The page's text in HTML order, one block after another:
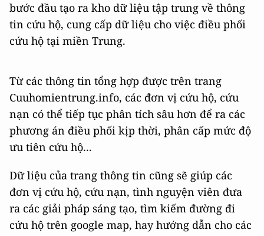
bước đầu tạo ra kho dữ liệu tập trung về thông
tin cứu hộ, cung cấp dữ liệu cho việc điều phối
cứu hộ tại miền Trung.
Từ các thông tin tổng hợp được trên trang
Cuuhomientrung.info, các đơn vị cứu hộ, cứu
nạn có thể tiếp tục phân tích sâu hơn để ra các
phương án điều phối kịp thời, phân cấp mức độ
ưu tiên cứu hộ...
Dữ liệu của trang thông tin cũng sẽ giúp các
đơn vị cứu hộ, cứu nạn, tình nguyện viên đưa
ra các giải pháp sáng tạo, tìm kiếm đường đi
cứu hộ trên google map, hay hướng dẫn cho các